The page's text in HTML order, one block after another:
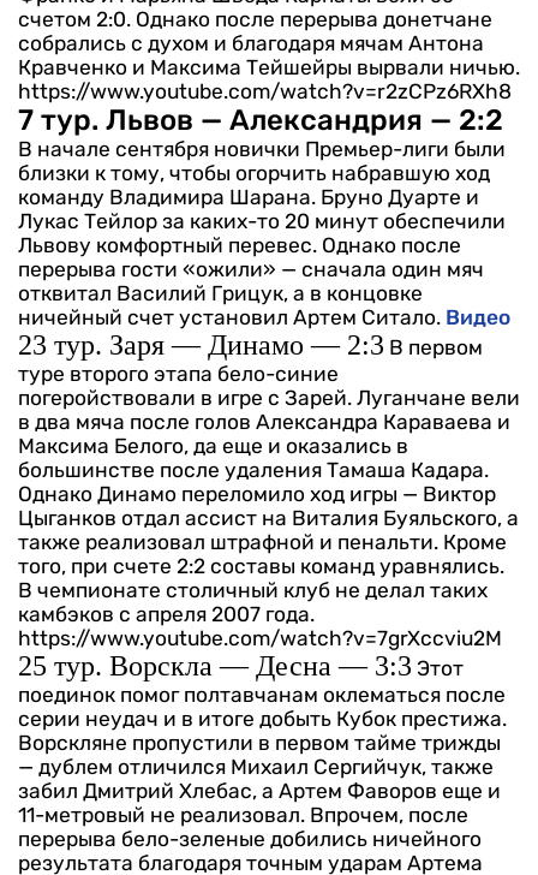
счетом 2:0. Однако после перерыва донетчане
собрались с духом и благодаря мячам Антона
Кравченко и Максима Тейшейры вырвали ничью.
https://www.youtube.com/watch?v=r2zCPz6RXh8
7 тур. Львов — Александрия — 2:2
В начале сентября новички Премьер-лиги были
близки к тому, чтобы огорчить набравшую ход
команду Владимира Шарана. Бруно Дуарте и
Лукас Тейлор за каких-то 20 минут обеспечили
Львову комфортный перевес. Однако после
перерыва гости «ожили» — сначала один мяч
отквитал Василий Грицук, а в концовке
ничейный счет установил Артем Ситало. Видео
23 тур. Заря — Динамо — 2:3 В первом
туре второго этапа бело-синие
погеройствовали в игре с Зарей. Луганчане вели
в два мяча после голов Александра Караваева и
Максима Белого, да еще и оказались в
большинстве после удаления Тамаша Кадара.
Однако Динамо переломило ход игры — Виктор
Цыганков отдал ассист на Виталия Буяльского, а
также реализовал штрафной и пенальти. Кроме
того, при счете 2:2 составы команд уравнялись.
В чемпионате столичный клуб не делал таких
камбэков с апреля 2007 года.
https://www.youtube.com/watch?v=7grXccviu2M
25 тур. Ворскла — Десна — 3:3 Этот
поединок помог полтавчанам оклематься после
серии неудач и в итоге добыть Кубок престижа.
Ворскляне пропустили в первом тайме трижды
— дублем отличился Михаил Сергийчук, также
забил Дмитрий Хлебас, а Артем Фаворов еще и
11-метровый не реализовал. Впрочем, после
перерыва бело-зеленые добились ничейного
результата благодаря точным ударам Артема